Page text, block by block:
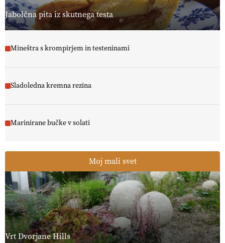
Jabolčna pita iz skutnega testa
Mineštra s krompirjem in testeninami
Sladoledna kremna rezina
Marinirane bučke v solati
Moj mali svet
Vrt Dvorjane Hills